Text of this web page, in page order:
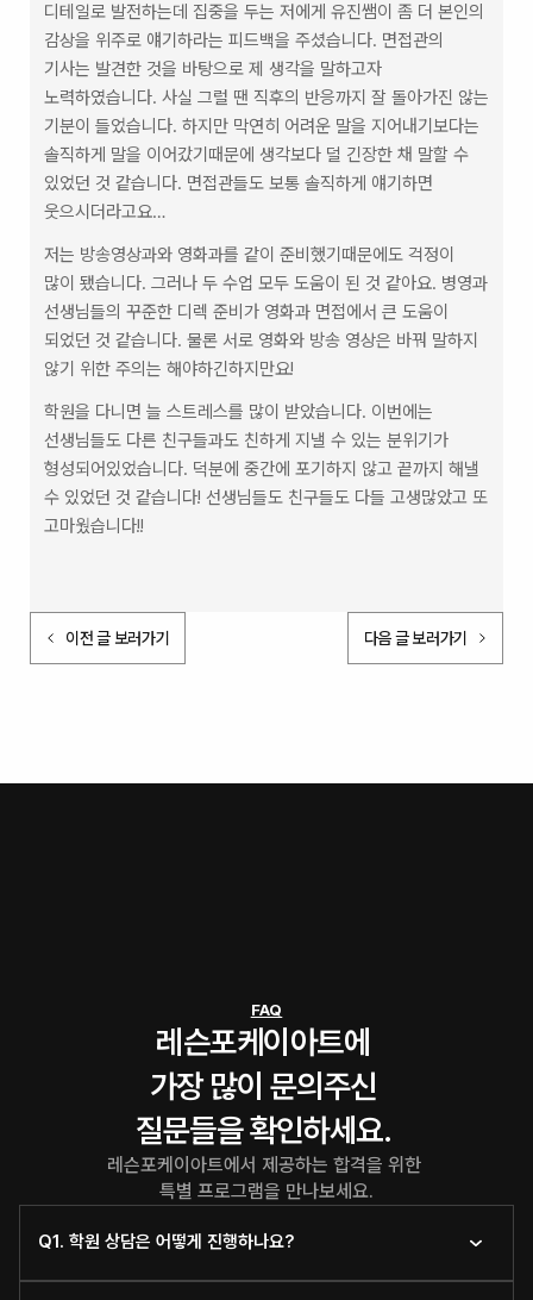
디테일로 발전하는데 집중을 두는 저에게 유진쌤이 좀 더 본인의
감상을 위주로 얘기하라는 피드백을 주셨습니다. 면접관의
기사는 발견한 것을 바탕으로 제 생각을 말하고자
노력하였습니다. 사실 그럴 땐 직후의 반응까지 잘 돌아가진 않는
기분이 들었습니다. 하지만 막연히 어려운 말을 지어내기보다는
솔직하게 말을 이어갔기때문에 생각보다 덜 긴장한 채 말할 수
있었던 것 같습니다. 면접관들도 보통 솔직하게 얘기하면
웃으시더라고요…
저는 방송영상과와 영화과를 같이 준비했기때문에도 걱정이
많이 됐습니다. 그러나 두 수업 모두 도움이 된 것 같아요. 병영과
선생님들의 꾸준한 디렉 준비가 영화과 면접에서 큰 도움이
되었던 것 같습니다. 물론 서로 영화와 방송 영상은 바꿔 말하지
않기 위한 주의는 해야하긴하지만요!
학원을 다니면 늘 스트레스를 많이 받았습니다. 이번에는
선생님들도 다른 친구들과도 친하게 지낼 수 있는 분위기가
형성되어있었습니다. 덕분에 중간에 포기하지 않고 끝까지 해낼
수 있었던 것 같습니다! 선생님들도 친구들도 다들 고생많았고 또
고마웠습니다!!
이전 글 보러가기 다음 글 보러가기
FAQ
레슨포케이아트에
가장 많이 문의주신
질문들을 확인하세요.
레슨포케이아트에서 제공하는 합격을 위한
특별 프로그램을 만나보세요.
Q1. 학원 상담은 어떻게 진행하나요?